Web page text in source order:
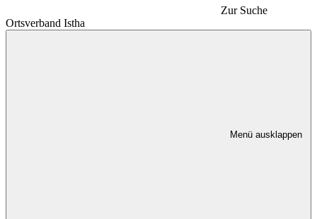
Zur Suche
Ortsverband Istha
Menü ausklappen